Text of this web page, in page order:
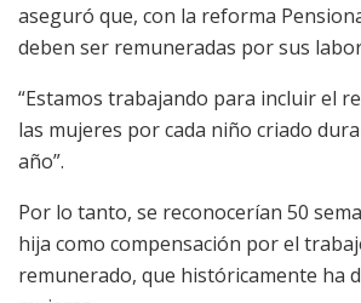
aseguró que, con la reforma
deben ser remuneradas por sus
“Estamos trabajando para incluir el
las mujeres por cada niño criado
año”.
Por lo tanto, se reconocerían 50
hija como compensación por el
remunerado, que históricamente ha